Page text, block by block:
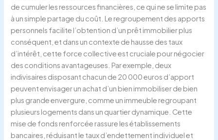
de cumuler les ressources financières, ce qui ne se limite pas
à un simple partage du coût. Le regroupement des apports
personnels facilite l’obtention d’un prêt immobilier plus
conséquent, et dans un contexte de hausse des taux
d’intérêt, cette force collective est cruciale pour négocier
des conditions avantageuses. Par exemple, deux
indivisaires disposant chacun de 20 000 euros d’apport
peuvent envisager un achat d’un bien immobiliser de bien
plus grande envergure, comme un immeuble regroupant
plusieurs logements dans un quartier dynamique. Cette
mise de fonds renforcée rassure les établissements
bancaires, réduisant le taux d’endettement individuel et